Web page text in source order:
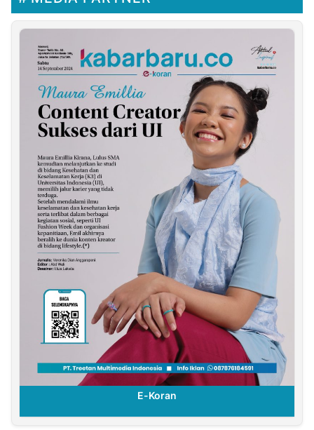
E-Koran